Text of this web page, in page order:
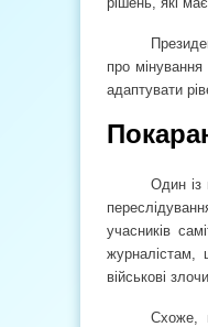
про
адаптувати
Один із
учасників
військові
Схоже,